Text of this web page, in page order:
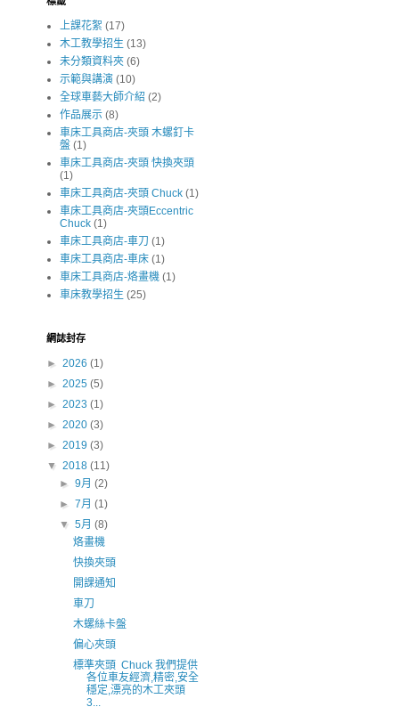
上課花絮 (17)
木工教學招生 (13)
未分類資料夾 (6)
示範與講演 (10)
全球車藝大師介紹 (2)
作品展示 (8)
車床工具商店-夾頭 木螺釘卡
盤 (1)
車床工具商店-夾頭 快換夾頭
(1)
車床工具商店-夾頭 Chuck (1)
車床工具商店-夾頭Eccentric
Chuck (1)
車床工具商店-車刀 (1)
車床工具商店-車床 (1)
車床工具商店-烙畫機 (1)
車床教學招生 (25)
網誌封存
► 2026 (1)
► 2025 (5)
► 2023 (1)
► 2020 (3)
► 2019 (3)
▼ 2018 (11)
►9月(2)
►7月(1)
▼5月(8)
烙畫機
快換夾頭
開課通知
車刀
木螺絲卡盤
偏心夾頭
標準夾頭 Chuck 我們提供
各位車友經濟,精密,安全
穩定,漂亮的木工夾頭
3...